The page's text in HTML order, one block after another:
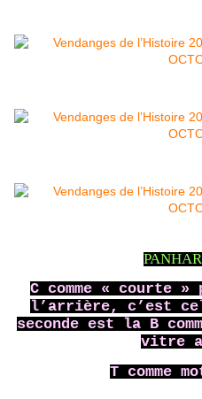
C comme « courte
l’arrière, c’est
seconde est la B
vitre
T comme